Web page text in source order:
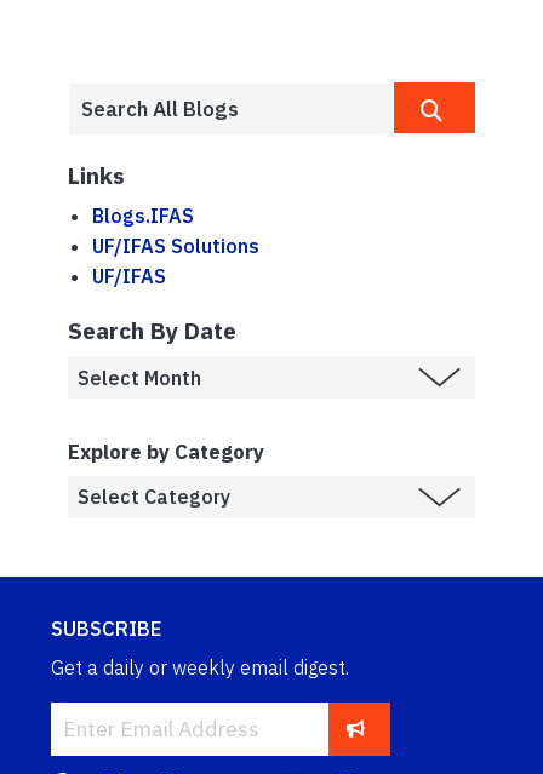
Links
Blogs.IFAS
UF/IFAS Solutions
UF/IFAS
Search By Date
Explore by Category
SUBSCRIBE
Get a daily or weekly email digest.